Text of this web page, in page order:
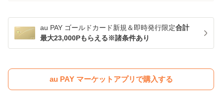
au PAY ゴールドカード新規＆即時発行限定合計
最大23,000Pもらえる※諸条件あり
au PAY マーケットアプリで購入する